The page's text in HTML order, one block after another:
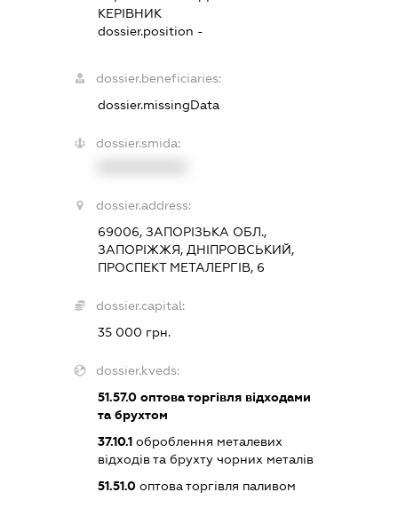
КЕРІВНИК
dossier.position -
dossier.beneficiaries:
dossier.missingData
dossier.smida:
dossier.address:
69006, ЗАПОРІЗЬКА ОБЛ.,
ЗАПОРІЖЖЯ, ДНІПРОВСЬКИЙ,
ПРОСПЕКТ МЕТАЛЕРГІВ, 6
dossier.capital:
35 000 грн.
dossier.kveds:
51.57.0 оптова торгівля відходами
та брухтом
37.10.1 оброблення металевих
відходів та брухту чорних металів
51.51.0 оптова торгівля паливом